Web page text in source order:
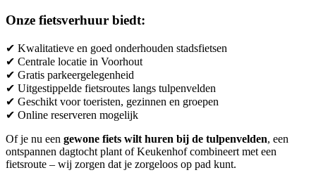
Onze fietsverhuur biedt:
✔ Kwalitatieve en goed onderhouden stadsfietsen
✔ Centrale locatie in Voorhout
✔ Gratis parkeergelegenheid
✔ Uitgestippelde fietsroutes langs tulpenvelden
✔ Geschikt voor toeristen, gezinnen en groepen
✔ Online reserveren mogelijk
Of je nu een gewone fiets wilt huren bij de tulpenvelden, een
ontspannen dagtocht plant of Keukenhof combineert met een
fietsroute – wij zorgen dat je zorgeloos op pad kunt.